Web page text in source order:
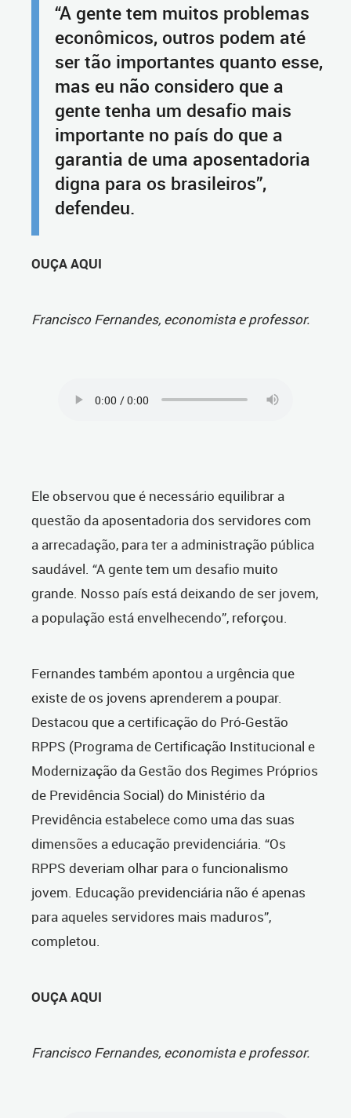
“A gente tem muitos problemas
econômicos, outros podem até
ser tão importantes quanto esse,
mas eu não considero que a
gente tenha um desafio mais
importante no país do que a
garantia de uma aposentadoria
digna para os brasileiros”,
defendeu.
OUÇA AQUI
Francisco Fernandes, economista e professor.
Ele observou que é necessário equilibrar a
questão da aposentadoria dos servidores com
a arrecadação, para ter a administração pública
saudável. “A gente tem um desafio muito
grande. Nosso país está deixando de ser jovem,
a população está envelhecendo”, reforçou.
Fernandes também apontou a urgência que
existe de os jovens aprenderem a poupar.
Destacou que a certificação do Pró-Gestão
RPPS (Programa de Certificação Institucional e
Modernização da Gestão dos Regimes Próprios
de Previdência Social) do Ministério da
Previdência estabelece como uma das suas
dimensões a educação previdenciária. “Os
RPPS deveriam olhar para o funcionalismo
jovem. Educação previdenciária não é apenas
para aqueles servidores mais maduros”,
completou.
OUÇA AQUI
Francisco Fernandes, economista e professor.